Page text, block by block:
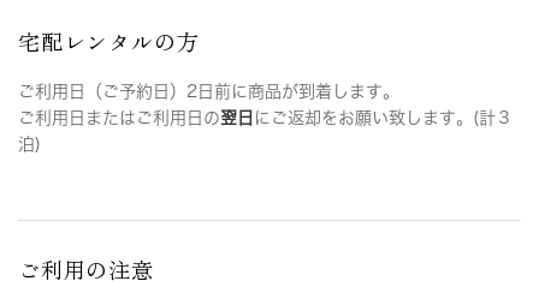
宅配レンタルの方
ご利用日（ご予約日）2日前に商品が到着します。
ご利用日またはご利用日の翌日 にご返却をお願い致します。(計３
泊)
ご利用の注意